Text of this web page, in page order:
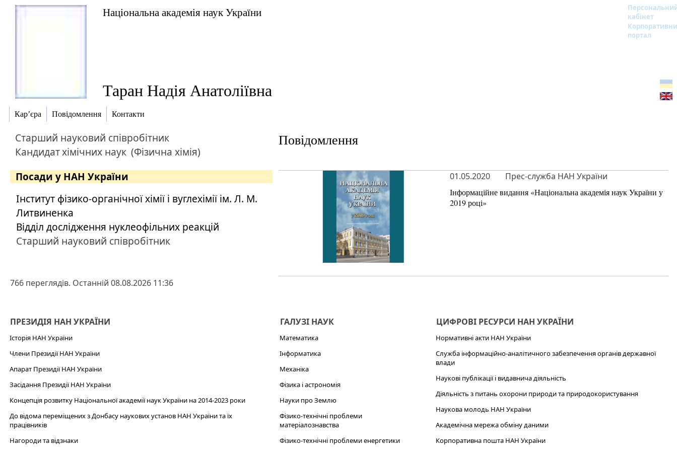
Національна академія наук України
кабінет
портал
Таран Надія Анатоліївна
Кар’єра Повідомлення Контакти
Старший науковий співробітник
Кандидатхімічних наук (Фізична хімія)
Посади у НАН України
Інститут фізико-органічної хімії і вуглехімії ім. Л. М.
Литвиненка
Відділ дослідження нуклеофільних реакцій
Старший науковий співробітник
766 переглядів. Останній 08.08.2026 11:36
Повідомлення
01.05.2020 Прес-служба НАН України
Інформаційне видання «Національна академія наук України у
2019 році»
ПРЕЗИДІЯ НАН УКРАЇНИ
Історія НАН України
Члени Президії НАН України
Апарат Президії НАН України
Засідання Президії НАН України
Концепція розвитку Національної академії наук України на 2014-2023 роки
До відома переміщених з Донбасу наукових установ НАН України та їх
працівників
Нагороди та відзнаки
ГАЛУЗІ НАУК
Математика
Інформатика
Механіка
Фізика і астрономія
Науки про Землю
Фізико-технічні проблеми
матеріалознавства
Фізико-технічні проблеми енергетики
ЦИФРОВІ РЕСУРСИ НАН УКРАЇНИ
Нормативні акти НАН України
Служба інформаційно-аналітичного забезпечення органів державної
влади
Наукові публікації і видавнича діяльність
Діяльність з питань охорони природи та природокористування
Наукова молодь НАН України
Академічна мережа обміну даними
Корпоративна пошта НАН України